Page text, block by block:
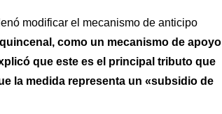
modificar el mecanismo de anticipo
como un mecanismo de apoyo
que este es el principal tributo que
la medida representa un «subsidio de